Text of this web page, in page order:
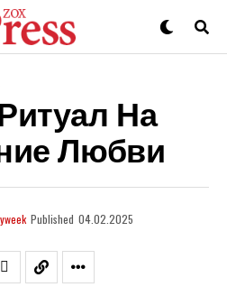
На
Любви
Published 04.02.2025